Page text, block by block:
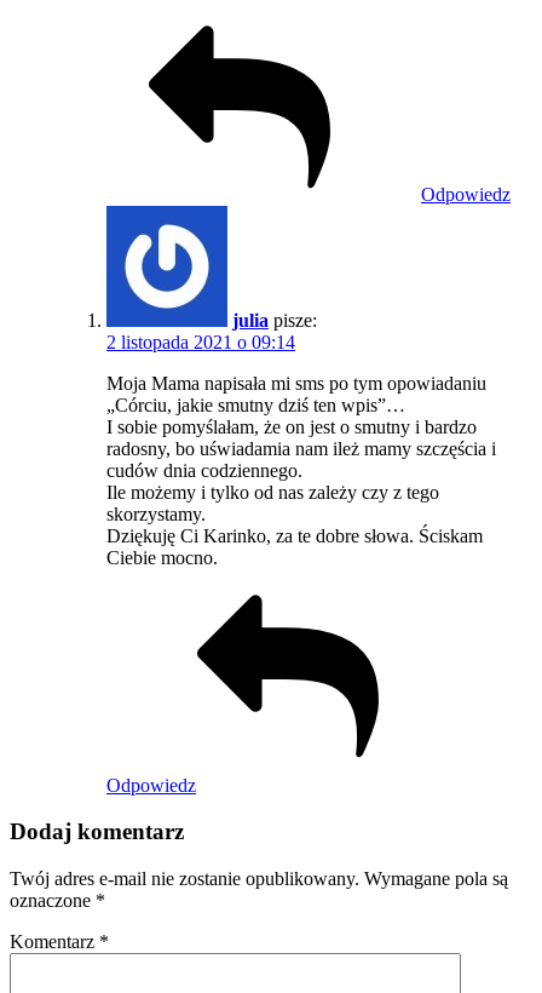
Odpowiedz
julia pisze:
2 listopada 2021 o 09:14
Moja Mama napisała mi sms po tym opowiadaniu
„Córciu, jakie smutny dziś ten wpis”…
I sobie pomyślałam, że on jest o smutny i bardzo
radosny, bo uświadamia nam ileż mamy szczęścia i
cudów dnia codziennego.
Ile możemy i tylko od nas zależy czy z tego
skorzystamy.
Dziękuję Ci Karinko, za te dobre słowa. Ściskam
Ciebie mocno.
Odpowiedz
Dodaj komentarz
Twój adres e-mail nie zostanie opublikowany. Wymagane pola są
oznaczone *
Komentarz *